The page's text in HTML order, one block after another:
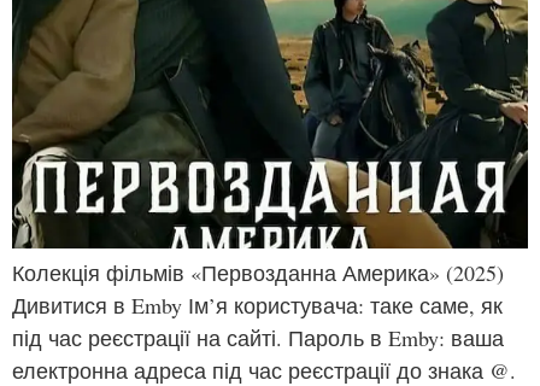
Колекція фільмів «Первозданна Америка» (2025)
Дивитися в Emby Ім’я користувача: таке саме, як
під час реєстрації на сайті. Пароль в Emby: ваша
електронна адреса під час реєстрації до знака @.